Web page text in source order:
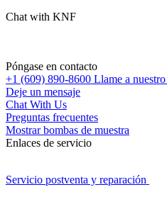
Chat with KNF
Póngase en contacto
+1 (609) 890-8600 Llame a
Deje un mensaje
Chat With Us
Preguntas frecuentes
Mostrar bombas de muestra
Enlaces de servicio
Servicio postventa y reparación